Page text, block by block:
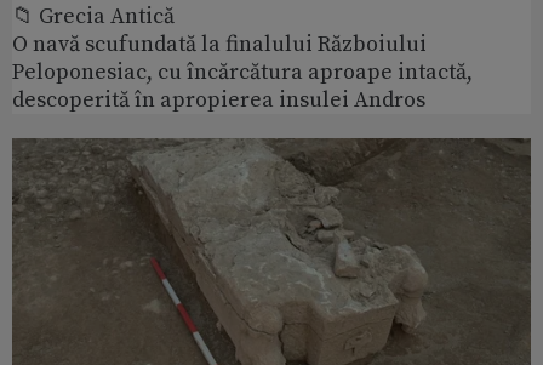
📁 Grecia Antică
O navă scufundată la finalului Războiului
Peloponesiac, cu încărcătura aproape intactă,
descoperită în apropierea insulei Andros